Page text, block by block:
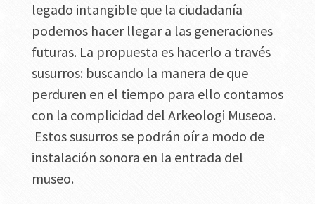
legado intangible que la ciudadanía
podemos hacer llegar a las generaciones
futuras. La propuesta es hacerlo a través
susurros: buscando la manera de que
perduren en el tiempo para ello contamos
con la complicidad del Arkeologi Museoa.
Estos susurros se podrán oír a modo de
instalación sonora en la entrada del
museo.